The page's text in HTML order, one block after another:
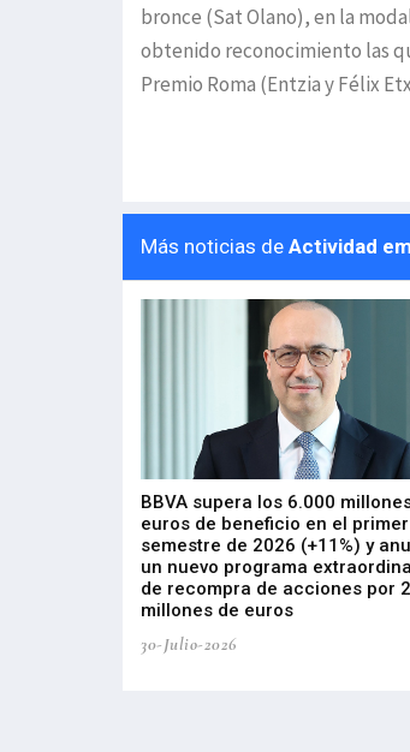
bronce (Sat Olano), en la
obtenido reconocimiento las
Premio Roma (Entzia y Félix
Más noticias de Actividad
BBVA supera los 6.000
euros de beneficio en el primer
semestre de 2026 (+11%) y
un nuevo programa
de recompra de acciones por
millones de euros
30-Julio-2026